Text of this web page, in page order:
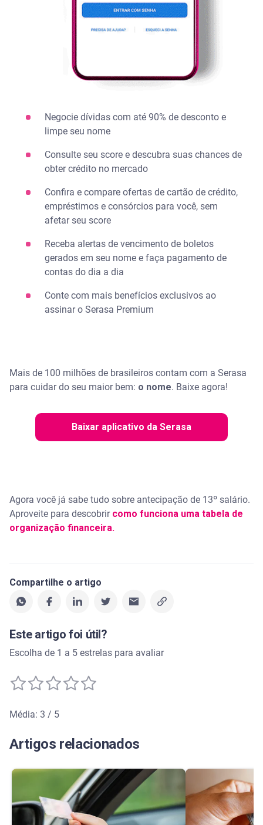
Negocie dívidas com até 90% de desconto e
limpe seu nome​
Consulte seu score e descubra suas chances de
obter crédito no mercado​
Confira e compare ofertas de cartão de crédito,
empréstimos e consórcios para você, sem
afetar seu score​
Receba alertas de vencimento de boletos
gerados em seu nome​ e faça pagamento de
contas do dia a dia
Conte com mais benefícios exclusivos ao
assinar o Serasa Premium
Mais de 100 milhões de brasileiros contam com a Serasa
para cuidar do seu maior bem: o nome. ​Baixe agora!
Baixar aplicativo da Serasa
Agora você já sabe tudo sobre antecipação de 13º salário.
Aproveite para descobrir como funciona uma tabela de
organização financeira.
Compartilhe o artigo
Este artigo foi útil?
Escolha de 1 a 5 estrelas para avaliar
Média: 3 / 5
Artigos relacionados